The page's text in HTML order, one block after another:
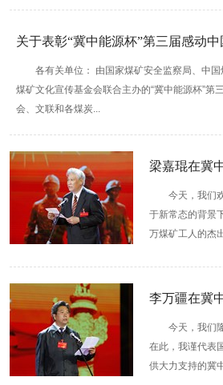
关于表彰“冀中能源杯”第三届感动
各有关单位： 由国家煤矿安全监察局、中
煤矿文化宣传基金会联合主办的“冀中能源杯”第
会、文联和各煤炭...
梁嘉琨在冀
今天，我们
于新常态的背景
万煤矿工人的杰
李万疆在冀
今天，我们
在此，我谨代表
供大力支持的冀